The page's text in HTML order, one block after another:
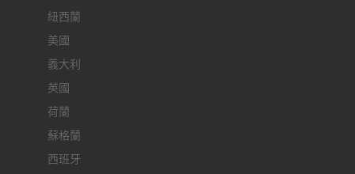
紐西蘭
美國
義大利
英國
荷蘭
蘇格蘭
西班牙